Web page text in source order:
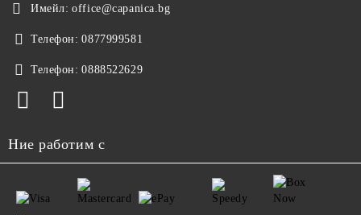
Имейл: office@capanica.bg
Телефон: 0877999581
Телефон: 0888522629
Ние работим с